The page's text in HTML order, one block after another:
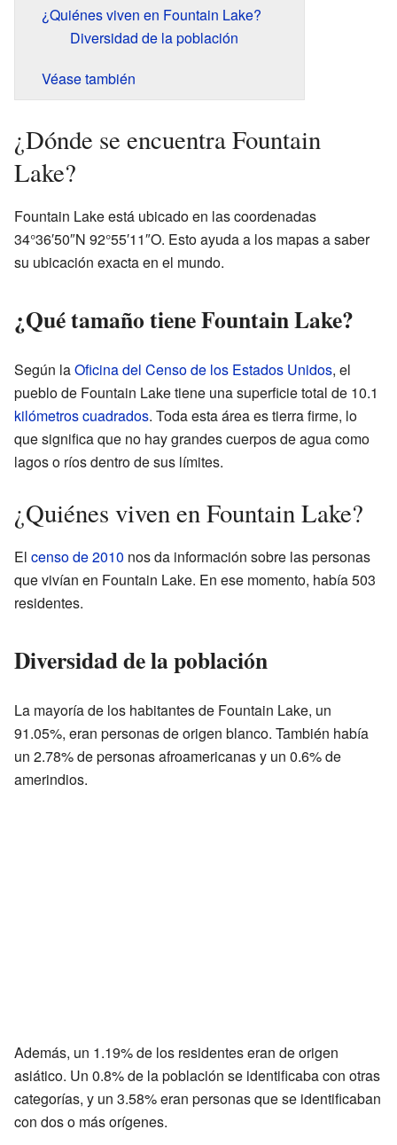
¿Quiénes viven en Fountain Lake?
Diversidad de la población
Véase también
¿Dónde se encuentra Fountain
Lake?
Fountain Lake está ubicado en las coordenadas
34°36′50″N 92°55′11″O. Esto ayuda a los mapas a saber
su ubicación exacta en el mundo.
¿Qué tamaño tiene Fountain Lake?
Según laOficina del Censo de los Estados Unidos, el
pueblo de Fountain Lake tiene una superficie total de 10.1
kilómetros cuadrados. Toda esta área es tierra firme, lo
que significa que no hay grandes cuerpos de agua como
lagos o ríos dentro de sus límites.
¿Quiénes viven en Fountain Lake?
El censo de 2010 nos da información sobre las personas
que vivían en Fountain Lake. En ese momento, había 503
residentes.
Diversidad de la población
La mayoría de los habitantes de Fountain Lake, un
91.05%, eran personas de origen blanco. También había
un 2.78% de personas afroamericanas y un 0.6% de
amerindios.
Además, un 1.19% de los residentes eran de origen
asiático. Un 0.8% de la población se identificaba con otras
categorías, y un 3.58% eran personas que se identificaban
con dos o más orígenes.